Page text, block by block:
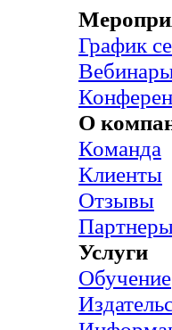
График
О
Команда
Клиенты
Отзывы
Услуги
Обучение